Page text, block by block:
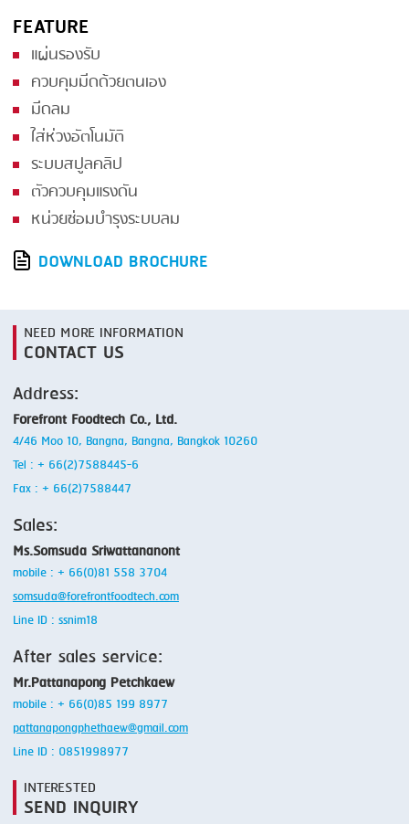
VACUUM STUFFING
WASHING
FEATURE
แผ่นรองรับ
ควบคุมมีดด้วยตนเอง
มีดลม
ใส่ห่วงอัตโนมัติ
ระบบสปูลคลิป
ตัวควบคุมแรงดัน
หน่วยซ่อมบำรุงระบบลม
DOWNLOAD BROCHURE
NEED MORE INFORMATION
CONTACT US
Address:
Forefront Foodtech Co., Ltd.
4/46 Moo 10, Bangna, Bangna, Bangkok 10260
Tel : + 66(2)7588445-6
Fax : + 66(2)7588447
Sales:
Ms.Somsuda Sriwattananont
mobile : + 66(0)81 558 3704
somsuda@forefrontfoodtech.com
Line ID : ssnim18
After sales service:
Mr.Pattanapong Petchkaew
mobile : + 66(0)85 199 8977
pattanapongphethaew@gmail.com
Line ID : 0851998977
INTERESTED
SEND INQUIRY